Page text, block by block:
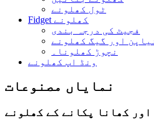
ٹول کھلونے
Fidget کھلونے
فجیٹ کی درجہ بندی
اور گیگ کھلونے
نچوڑ کھلونا۔
ونڈ اپ کھلونے
نمایاں مصنوعات
اور کھانا پکانے کے کھلونے